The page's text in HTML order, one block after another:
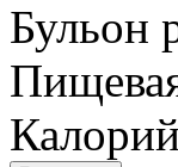
Бульон